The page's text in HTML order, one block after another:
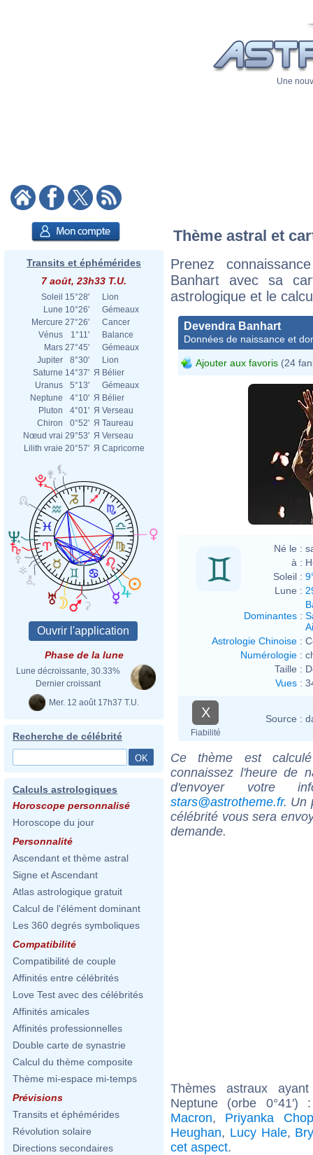
Une
Transits et éphémérides
7 août, 23h33 T.U.
Soleil 15°28'
Lion
Lune 10°26'
Gémeaux
Mercure 27°26'
Cancer
Vénus
1°11'
Balance
Mars 27°45'
Gémeaux
Jupiter
8°30'
Lion
Saturne 14°37' Я Bélier
Uranus
5°13'
Gémeaux
Neptune
4°10' Я Bélier
Pluton
4°01' Я Verseau
Chiron
0°52' Я Taureau
Nœud vrai 29°53' Я Verseau
Lilith vraie 20°57' Я Capricorne
Phase de la lune
Lune décroissante, 30.33%
Dernier croissant
Mer. 12 août 17h37 T.U.
Recherche de célébrité
Calculs astrologiques
Horoscope personnalisé
Horoscope du jour
Personnalité
Ascendant et thème astral
Signe et Ascendant
Atlas astrologique gratuit
Calcul de l'élément dominant
Les 360 degrés symboliques
Compatibilité
Compatibilité de couple
Affinités entre célébrités
Love Test avec des célébrités
Affinités amicales
Affinités professionnelles
Double carte de synastrie
Calcul du thème composite
Thème mi-espace mi-temps
Prévisions
Transits et éphémérides
Révolution solaire
Directions secondaires
Thème astral et
Prenez
Banhart avec sa
astrologique et le
Devendra Banhart
Données de naissance et
Ajouter aux favoris (24
Né le :
à :
Soleil :
Lune :
Dominantes :
Astrologie Chinoise :
Numérologie :
Taille :
Vues :
X
Fiabilité
Source :
Ce thème est
connaissez l'heure de
d'envoyer votre
stars@astrotheme.fr. Un
célébrité vous sera
demande.
Thèmes astraux
Neptune (orbe
Macron, Priyanka
Heughan, Lucy Hale,
cet aspect.